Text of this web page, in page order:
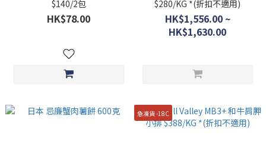
$140/2包
HK$78.00
$280/KG *(折扣不適用)
HK$1,556.00 ~
HK$1,630.00
急凍貨 -18C